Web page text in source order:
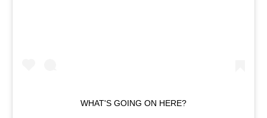
WHAT'S GOING ON HERE?